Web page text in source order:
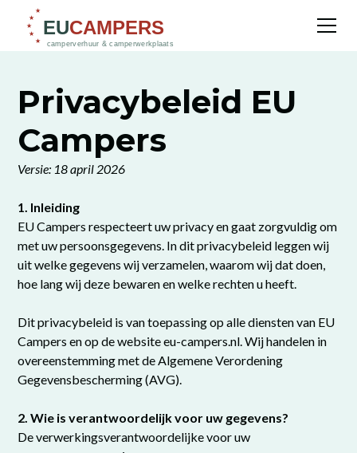
Privacybeleid EU
Campers
Versie: 18 april 2026
1. Inleiding
EU Campers respecteert uw privacy en gaat zorgvuldig om
met uw persoonsgegevens. In dit privacybeleid leggen wij
uit welke gegevens wij verzamelen, waarom wij dat doen,
hoe lang wij deze bewaren en welke rechten u heeft.
Dit privacybeleid is van toepassing op alle diensten van EU
Campers en op de website eu-campers.nl. Wij handelen in
overeenstemming met de Algemene Verordening
Gegevensbescherming (AVG).
2. Wie is verantwoordelijk voor uw gegevens?
De verwerkingsverantwoordelijke voor uw